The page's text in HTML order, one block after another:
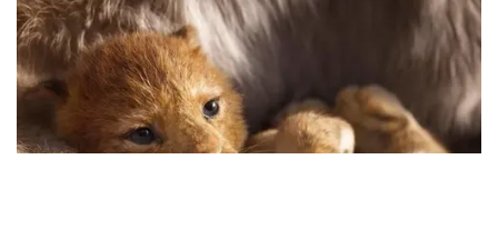
Follow Kabarbaru